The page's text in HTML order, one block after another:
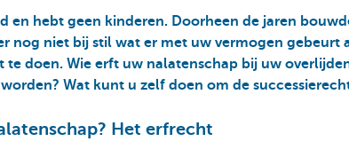
en hebt geen kinderen. Doorheen de jaren
nog niet bij stil wat er met uw vermogen gebeurt
te doen. Wie erft uw nalatenschap bij uw
Wat kunt u zelf doen om de
Het erfrecht